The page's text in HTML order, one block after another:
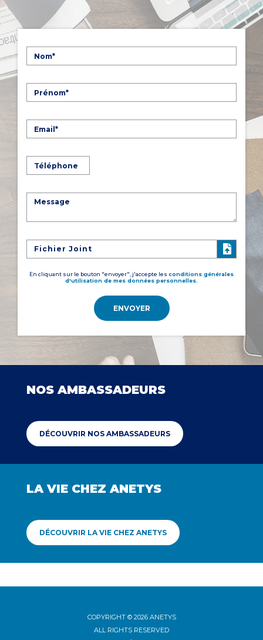
Fichier Joint
En cliquant sur le bouton "envoyer", j'accepte les conditions générales
d'utilisation de mes données personnelles.
ENVOYER
NOS AMBASSADEURS
DÉCOUVRIR NOS AMBASSADEURS
LA VIE CHEZ ANETYS
DÉCOUVRIR LA VIE CHEZ ANETYS
COPYRIGHT © 2026 ANETYS
ALL RIGHTS RESERVED